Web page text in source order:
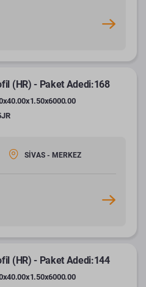
(HR) - Paket Adedi:168
SİVAS - MERKEZ
(HR) - Paket Adedi:144